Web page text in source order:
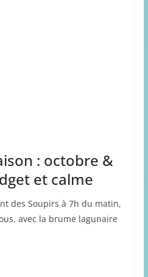
: octobre &
et calme
des Soupirs à 7h du matin,
avec la brume lagunaire